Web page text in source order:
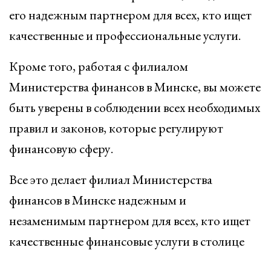
его надежным партнером для всех, кто ищет
качественные и профессиональные услуги.
Кроме того, работая с филиалом
Министерства финансов в Минске, вы можете
быть уверены в соблюдении всех необходимых
правил и законов, которые регулируют
финансовую сферу.
Все это делает филиал Министерства
финансов в Минске надежным и
незаменимым партнером для всех, кто ищет
качественные финансовые услуги в столице